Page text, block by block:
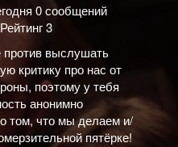
0 сообщений
3
выслушать
критику про нас от
поэтому у тебя
анонимно
том, что мы делаем и/
пятёрке!